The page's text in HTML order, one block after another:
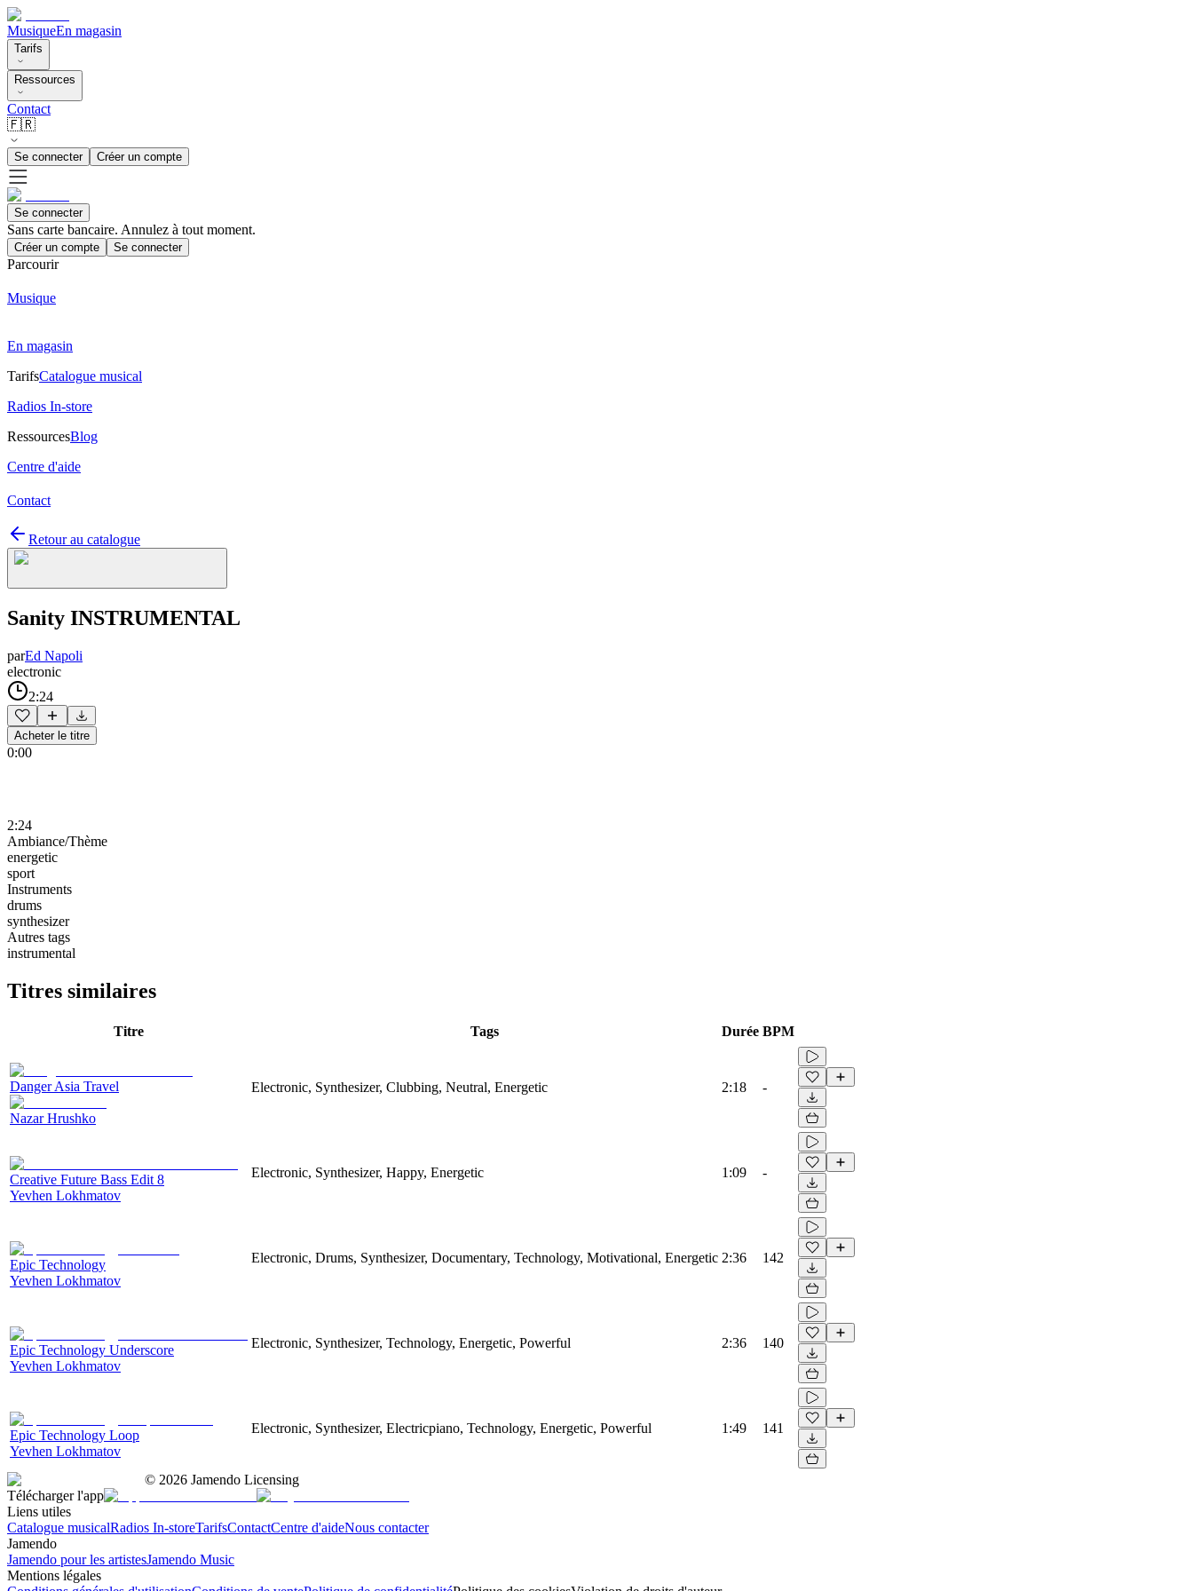
MusiqueEn magasin
Tarifs
Ressources
Contact
🇫🇷
Se connecter Créer un compte
Se connecter
Sans carte bancaire. Annulez à tout moment.
Créer un compte Se connecter
Parcourir
Musique
En magasin
TarifsCatalogue musical
Radios In-store
RessourcesBlog
Centre d'aide
Contact
Retour au catalogue
Sanity INSTRUMENTAL
parEd Napoli
electronic
2:24
Acheter le titre
0:00
2:24
Ambiance/Thème
energetic
sport
Instruments
drums
synthesizer
Autres tags
instrumental
Titres similaires
Titre Tags Durée BPM
Danger Asia Travel
Nazar Hrushko
Electronic, Synthesizer, Clubbing, Neutral, Energetic 2:18 -
Creative Future Bass Edit 8
Yevhen Lokhmatov
Electronic, Synthesizer, Happy, Energetic 1:09 -
Epic Technology
Yevhen Lokhmatov
Electronic, Drums, Synthesizer, Documentary, Technology, Motivational, Energetic 2:36 142
Epic Technology Underscore
Yevhen Lokhmatov
Electronic, Synthesizer, Technology, Energetic, Powerful 2:36 140
Epic Technology Loop
Yevhen Lokhmatov
Electronic, Synthesizer, Electricpiano, Technology, Energetic, Powerful 1:49 141
© 2026 Jamendo Licensing
Télécharger l'app
Liens utiles
Catalogue musicalRadios In-storeTarifsContactCentre d'aideNous contacter
Jamendo
Jamendo pour les artistesJamendo Music
Mentions légales